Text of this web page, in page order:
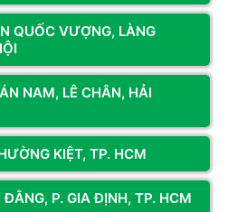
QUỐC VƯỢNG, LÀNG
NAM, LÊ CHÂN, HẢI
KIỆT, TP. HCM
P. GIA ĐỊNH, TP. HCM